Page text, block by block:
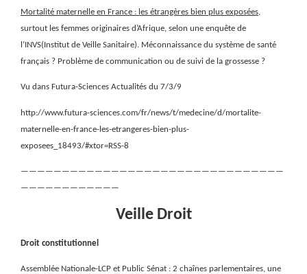
Mortalité maternelle en France : les étrangères bien plus exposées,
surtout les femmes originaires d’Afrique, selon une enquête de
l’INVS(Institut de Veille Sanitaire). Méconnaissance du système de santé
français ? Problème de communication ou de suivi de la grossesse ?
Vu dans Futura-Sciences Actualités du 7/3/9
http://www.futura-sciences.com/fr/news/t/medecine/d/mortalite-
maternelle-en-france-les-etrangeres-bien-plus-
exposees_18493/#xtor=RSS-8
————————————————————————————————
————————————
Veille Droit
Droit constitutionnel
Assemblée Nationale-LCP et Public Sénat : 2 chaînes parlementaires, une